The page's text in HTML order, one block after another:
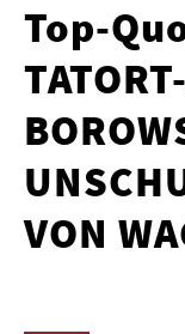
Top-
VON